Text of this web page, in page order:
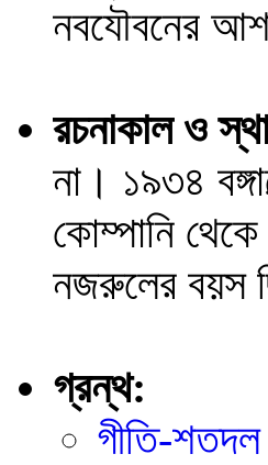
নবযৌবনের
রচনাকাল ও
না। ১৯৩৪
কোম্পানি
নজরুলের বয়স
গ্রন্থ:
গীতি-শতদল